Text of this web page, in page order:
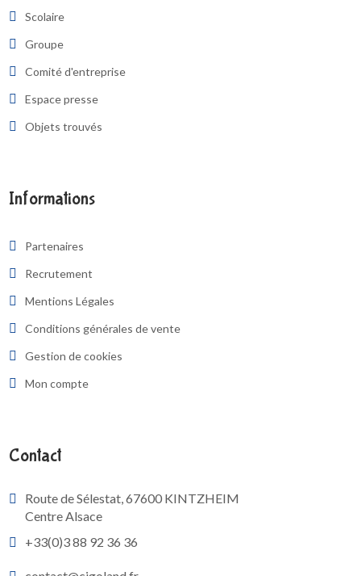
Scolaire
Groupe
Comité d'entreprise
Espace presse
Objets trouvés
Informations
Partenaires
Recrutement
Mentions Légales
Conditions générales de vente
Gestion de cookies
Mon compte
Contact
Route de Sélestat, 67600 KINTZHEIM
Centre Alsace
+33(0)3 88 92 36 36